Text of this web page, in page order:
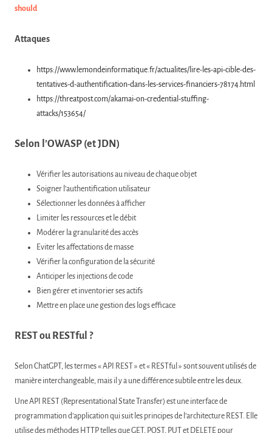
should
Attaques
https://www.lemondeinformatique.fr/actualites/lire-les-api-cible-des-
tentatives-d-authentification-dans-les-services-financiers-78174.html
https://threatpost.com/akamai-on-credential-stuffing-
attacks/153654/
Selon l’OWASP (et JDN)
Vérifier les autorisations au niveau de chaque objet
Soigner l’authentification utilisateur
Sélectionner les données à afficher
Limiter les ressources et le débit
Modérer la granularité des accès
Eviter les affectations de masse
Vérifier la configuration de la sécurité
Anticiper les injections de code
Bien gérer et inventorier ses actifs
Mettre en place une gestion des logs efficace
REST ou RESTful ?
Selon ChatGPT, les termes « API REST » et « RESTful » sont souvent utilisés de
manière interchangeable, mais il y a une différence subtile entre les deux.
Une API REST (Representational State Transfer) est une interface de
programmation d’application qui suit les principes de l’architecture REST. Elle
utilise des méthodes HTTP telles que GET, POST, PUT et DELETE pour